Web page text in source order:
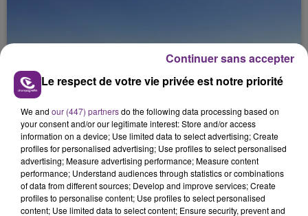
SI TOUT LE MONDE FAIT ÇA, MOI L'ANNÉE
PROCHAINE JE VENDANGE EN...
La vendange en Champagne a débuté ce jeudi 6
août dans la commune de Montgueux (Aube). Du
jamais vu !
Le respect de votre vie privée est notre priorité
We and our (447) partnersdo the following data processing based on
your consent and/or our legitimate interest: Store and/or access
information on a device; Use limited data to select advertising; Create
profiles for personalised advertising; Use profiles to select personalised
advertising; Measure advertising performance; Measure content
performance; Understand audiences through statistics or combinations
of data from different sources; Develop and improve services; Create
profiles to personalise content; Use profiles to select personalised
content; Use limited data to select content; Ensure security, prevent and
Continuer sans accepter